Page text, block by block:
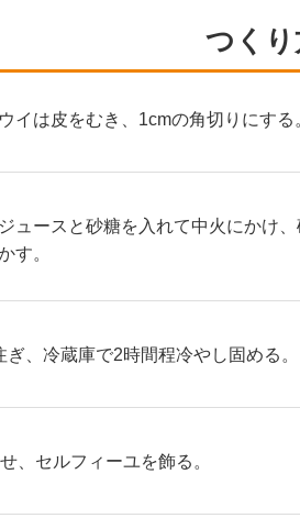
つくり
イは皮をむき、1cmの角切りにする
ュースと砂糖を入れて中火にかけ
す。
ぎ、冷蔵庫で2時間程冷やし固める。
、セルフィーユを飾る。